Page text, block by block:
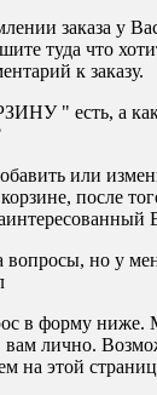
заказа у
туда что
к заказу.
" есть, а как
или
после
вопросы, но у
в форму ниже.
вам лично.
на этой